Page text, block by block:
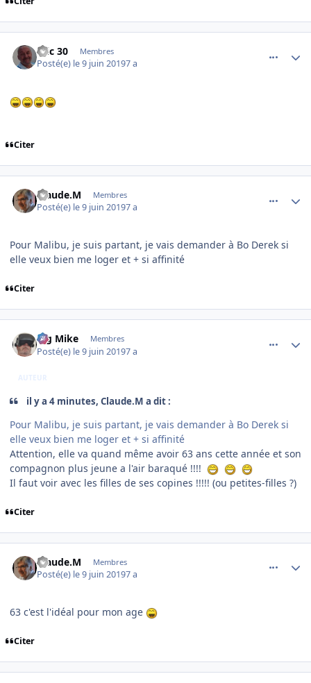
Eric 30 Membres
Posté(e) le 9 juin 20197 a
Citer
Claude.M Membres
Posté(e) le 9 juin 20197 a
Pour Malibu, je suis partant, je vais demander à Bo Derek si
elle veux bien me loger et + si affinité
Citer
Big Mike Membres
Posté(e) le 9 juin 20197 a
AUTEUR
il y a 4 minutes, Claude.M a dit :
Pour Malibu, je suis partant, je vais demander à Bo Derek si
elle veux bien me loger et + si affinité
Attention, elle va quand même avoir 63 ans cette année et son
compagnon plus jeune a l'air baraqué !!!!
Il faut voir avec les filles de ses copines !!!!! (ou petites-filles ?)
Citer
Claude.M Membres
Posté(e) le 9 juin 20197 a
63 c'est l'idéal pour mon age
Citer